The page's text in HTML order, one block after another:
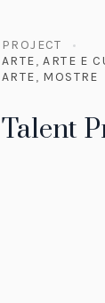
PROJECT
ARTE,ARTE E
ARTE, MOSTRE
Talent